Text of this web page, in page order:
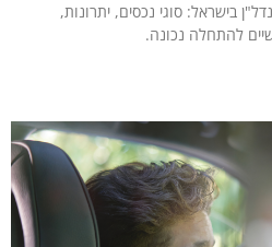
בישראל: סוגי נכסים, יתרונות,
להתחלה נכונה.